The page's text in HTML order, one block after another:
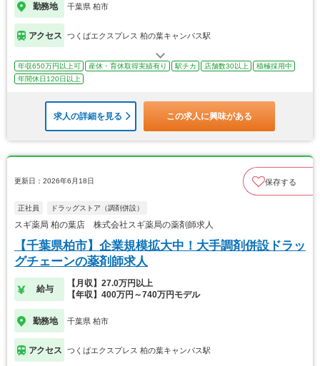
勤務地 千葉県 柏市
アクセス つくばエクスプレス 柏の葉キャンパス駅
年収650万円以上可 産休・育休取得実績有り 駅チカ 店舗数30以上
積極採用中
年間休日120日以上
求人の詳細を見る この求人に興味がある
更新日：2026年6月18日 保存する
正社員 ドラッグストア（調剤併設）
スギ薬局 柏の葉店 株式会社スギ薬局の薬剤師求人
【千葉県柏市】企業規模拡大中！大手調剤併設ドラッ
グチェーンの薬剤師求人
給与
【月収】27.0万円以上
【年収】400万円～740万円モデル
勤務地 千葉県 柏市
アクセス つくばエクスプレス 柏の葉キャンパス駅